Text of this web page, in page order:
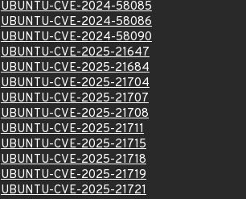
UBUNTU-CVE-2024-58085
UBUNTU-CVE-2024-58086
UBUNTU-CVE-2024-58090
UBUNTU-CVE-2025-21647
UBUNTU-CVE-2025-21684
UBUNTU-CVE-2025-21704
UBUNTU-CVE-2025-21707
UBUNTU-CVE-2025-21708
UBUNTU-CVE-2025-21711
UBUNTU-CVE-2025-21715
UBUNTU-CVE-2025-21718
UBUNTU-CVE-2025-21719
UBUNTU-CVE-2025-21721